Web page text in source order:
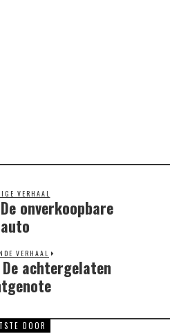
VERHAAL
Previous
post:
onverkoopbare
auto
VERHAAL
Nextachtergelaten
DOOR